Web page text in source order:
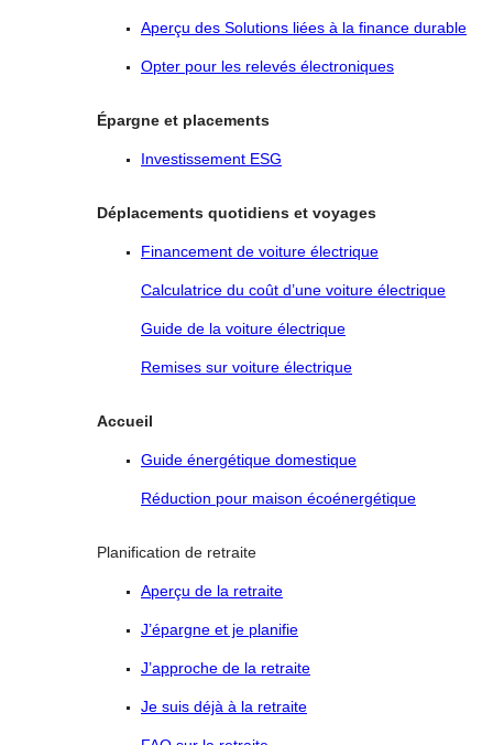
Aperçu des Solutions liées à la finance durable
Opter pour les relevés électroniques
Épargne et placements
Investissement ESG
Déplacements quotidiens et voyages
Financement de voiture électrique
Calculatrice du coût d’une voiture électrique
Guide de la voiture électrique
Remises sur voiture électrique
Accueil
Guide énergétique domestique
Réduction pour maison écoénergétique
Planification de retraite
Aperçu de la retraite
J’épargne et je planifie
J’approche de la retraite
Je suis déjà à la retraite